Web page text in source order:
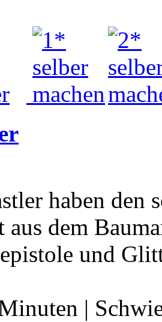
haben den
aus dem
und
|